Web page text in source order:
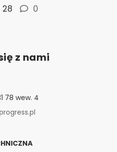
0
z nami
78 wew. 4